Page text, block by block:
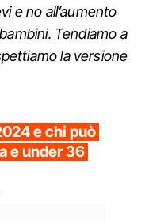
e no all’aumento
Tendiamo a
la versione
e chi può
e under 36